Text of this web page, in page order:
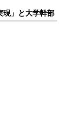
現」と大学幹部